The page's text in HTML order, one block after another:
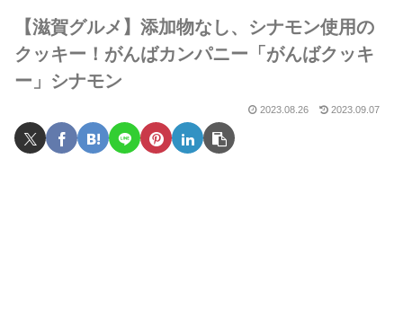
【滋賀グルメ】添加物なし、シナモン使用の
クッキー！がんばカンパニー「がんばクッキ
ー」シナモン
2023.08.26 2023.09.07